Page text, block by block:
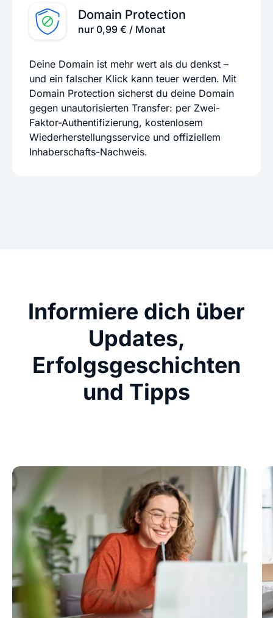
Domain Protection
nur 0,99 € / Monat
Deine Domain ist mehr wert als du denkst –
und ein falscher Klick kann teuer werden. Mit
Domain Protection sicherst du deine Domain
gegen unautorisierten Transfer: per Zwei-
Faktor-Authentifizierung, kostenlosem
Wiederherstellungsservice und offiziellem
Inhaberschafts-Nachweis.
Informiere dich über
Updates,
Erfolgsgeschichten
und Tipps